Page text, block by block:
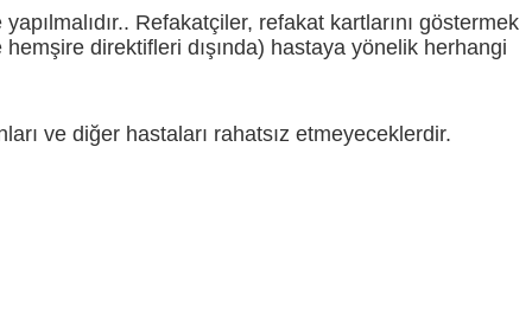
Refakatçiler, refakat kartlarını göstermek
direktifleri dışında) hastaya yönelik herhangi
ve diğer hastaları rahatsız etmeyeceklerdir.